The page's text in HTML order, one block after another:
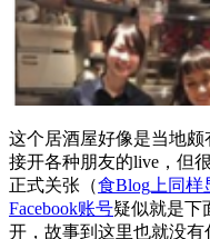
这个居酒屋好像是当地
接开各种朋友的live，但
正式关张（食Blog上同样
Facebook账号疑似就是下
开，故事到这里也就没